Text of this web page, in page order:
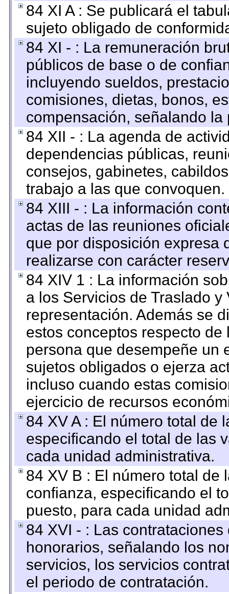
84 XI A : Se publicará el
sujeto obligado de
84 XI - : La remuneración
públicos de base o de
incluyendo sueldos,
comisiones, dietas, bonos,
compensación, señalando
84 XII - : La agenda de
dependencias públicas,
consejos, gabinetes,
trabajo a las que convoquen.
84 XIII - : La información
actas de las reuniones
que por disposición expresa
realizarse con carácter
84 XIV 1 : La información
a los Servicios de Traslado
representación. Además se
estos conceptos respecto
persona que desempeñe un
sujetos obligados o ejerza
incluso cuando estas
ejercicio de recursos
84 XV A : El número total de
especificando el total de las
cada unidad administrativa.
84 XV B : El número total de
confianza, especificando el
puesto, para cada unidad
84 XVI - : Las
honorarios, señalando los
servicios, los servicios
el periodo de contratación.